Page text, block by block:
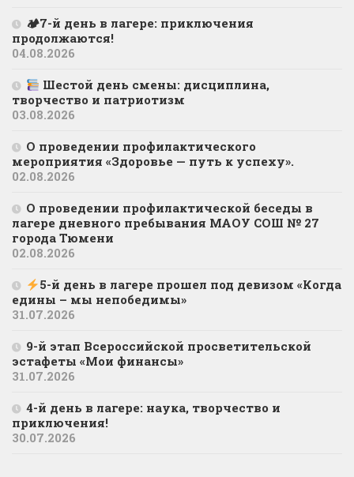
🏕7-й день в лагере: приключения
продолжаются!
04.08.2026
Шестой день смены: дисциплина,
творчество и патриотизм
03.08.2026
О проведении профилактического
мероприятия «Здоровье — путь к успеху».
02.08.2026
О проведении профилактической беседы в
лагере дневного пребывания МАОУ СОШ № 27
города Тюмени
02.08.2026
5-й день в лагере прошел под девизом «Когда
едины – мы непобедимы»
31.07.2026
9-й этап Всероссийской просветительской
эстафеты «Мои финансы»
31.07.2026
4-й день в лагере: наука, творчество и
приключения!
30.07.2026